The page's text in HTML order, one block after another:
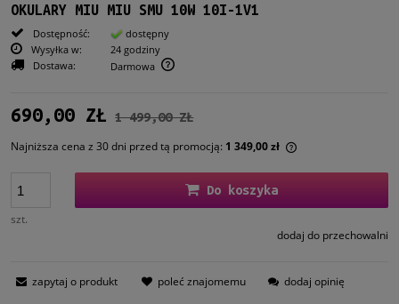
OKULARY MIU MIU SMU 10W 10I-1V1
Dostępność:
dostępny
Wysyłka w:
24 godziny
Dostawa:
Darmowa
690,00 ZŁ
1 499,00 ZŁ
Najniższa cena z 30 dni przed tą promocją: 1 349,00 zł
szt.
Do koszyka
dodaj do przechowalni
zapytaj o produkt poleć znajomemu dodaj opinię